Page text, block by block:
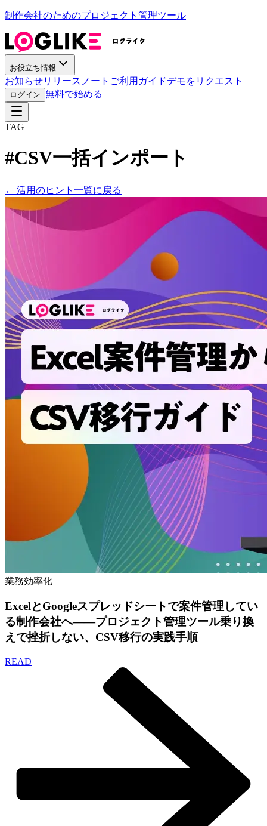
制作会社のためのプロジェクト管理ツール
お役立ち情報
お知らせリリースノート ご利用ガイドデモをリクエスト
ログイン 無料で始める
TAG
#CSV一括インポート
← 活用のヒント一覧に戻る
業務効率化
ExcelとGoogleスプレッドシートで案件管理してい
る制作会社へ——プロジェクト管理ツール乗り換
えで挫折しない、CSV移行の実践手順
READ